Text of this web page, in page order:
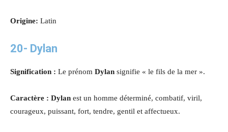
Origine: Latin
20- Dylan
Signification : Le prénom Dylan signifie « le fils de la mer ».
Caractère : Dylan est un homme déterminé, combatif, viril,
courageux, puissant, fort, tendre, gentil et affectueux.